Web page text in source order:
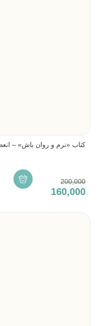
کتاب «نرم و روان باش» –
200,000
160,000